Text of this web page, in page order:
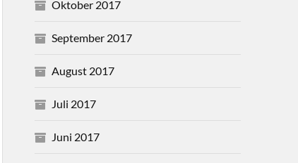
Oktober 2017
September 2017
August 2017
Juli 2017
Juni 2017